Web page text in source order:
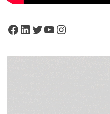
Facebook
LinkedIn
Twitter
YouTube
Instagram